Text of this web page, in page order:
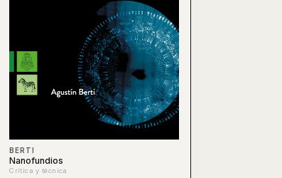
BERTI
Nanofundios
Crítica y técnica